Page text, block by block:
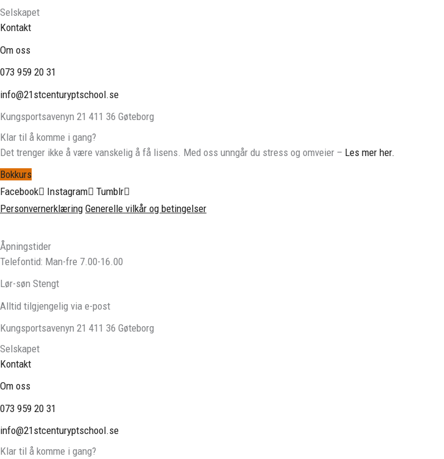
Selskapet
Kontakt
Om oss
073 959 20 31
info@21stcenturyptschool.se
Kungsportsavenyn 21 411 36 Gøteborg
Klar til å komme i gang?
Det trenger ikke å være vanskelig å få lisens. Med oss ​​unngår du stress og omveier – Les mer her.
Bokkurs
Facebook
Instagram
Tumblr
Personvernerklæring Generelle vilkår og betingelser
Åpningstider
Telefontid: Man-fre 7.00-16.00
Lør-søn Stengt
Alltid tilgjengelig via e-post
Kungsportsavenyn 21 411 36 Gøteborg
Selskapet
Kontakt
Om oss
073 959 20 31
info@21stcenturyptschool.se
Klar til å komme i gang?